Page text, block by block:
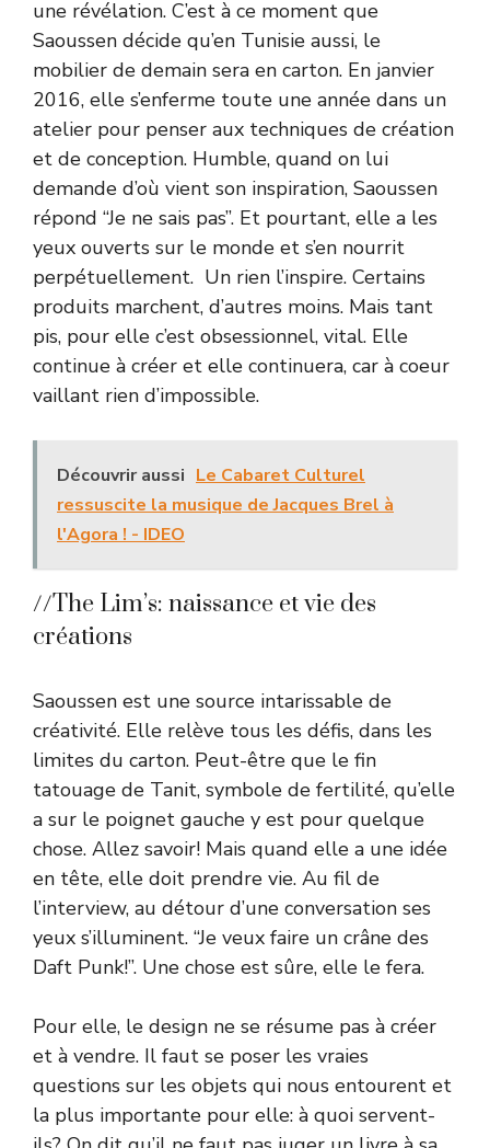
une révélation. C’est à ce moment que
Saoussen décide qu’en Tunisie aussi, le
mobilier de demain sera en carton. En janvier
2016, elle s’enferme toute une année dans un
atelier pour penser aux techniques de création
et de conception. Humble, quand on lui
demande d’où vient son inspiration, Saoussen
répond “Je ne sais pas”. Et pourtant, elle a les
yeux ouverts sur le monde et s’en nourrit
perpétuellement. Un rien l’inspire. Certains
produits marchent, d’autres moins. Mais tant
pis, pour elle c’est obsessionnel, vital. Elle
continue à créer et elle continuera, car à coeur
vaillant rien d’impossible.
Découvrir aussi Le Cabaret Culturel
ressuscite la musique de Jacques Brel à
l'Agora ! - IDEO
//The Lim’s: naissance et vie des
créations
Saoussen est une source intarissable de
créativité. Elle relève tous les défis, dans les
limites du carton. Peut-être que le fin
tatouage de Tanit, symbole de fertilité, qu’elle
a sur le poignet gauche y est pour quelque
chose. Allez savoir! Mais quand elle a une idée
en tête, elle doit prendre vie. Au fil de
l’interview, au détour d’une conversation ses
yeux s’illuminent. “Je veux faire un crâne des
Daft Punk!”. Une chose est sûre, elle le fera.
Pour elle, le design ne se résume pas à créer
et à vendre. Il faut se poser les vraies
questions sur les objets qui nous entourent et
la plus importante pour elle: à quoi servent-